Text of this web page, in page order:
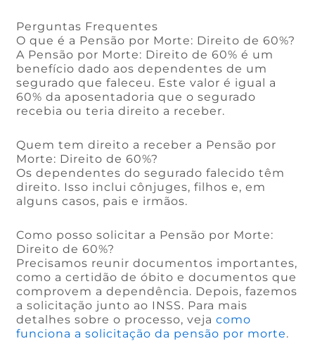
Perguntas Frequentes
O que é a Pensão por Morte: Direito de 60%?
A Pensão por Morte: Direito de 60% é um
benefício dado aos dependentes de um
segurado que faleceu. Este valor é igual a
60% da aposentadoria que o segurado
recebia ou teria direito a receber.
Quem tem direito a receber a Pensão por
Morte: Direito de 60%?
Os dependentes do segurado falecido têm
direito. Isso inclui cônjuges, filhos e, em
alguns casos, pais e irmãos.
Como posso solicitar a Pensão por Morte:
Direito de 60%?
Precisamos reunir documentos importantes,
como a certidão de óbito e documentos que
comprovem a dependência. Depois, fazemos
a solicitação junto ao INSS. Para mais
detalhes sobre o processo, vejacomo
funciona a solicitação da pensão por morte.